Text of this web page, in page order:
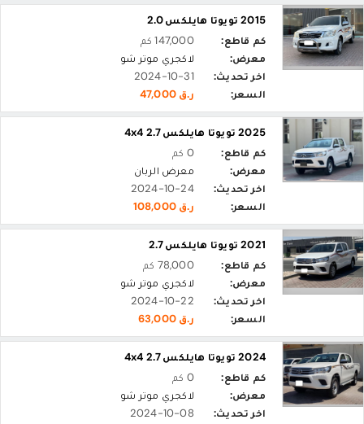
2015 تويوتا هايلكس 2.0
كم قاطع:
147,000 كم
معرض:
لاكجري موتر شو
اخر تحديث:
2024-10-31
السعر:
ر.ق 47,000
2025 تويوتا هايلكس 2.7 4x4
كم قاطع:
0 كم
معرض:
معرض الربان
اخر تحديث:
2024-10-24
السعر:
ر.ق 108,000
2021 تويوتا هايلكس 2.7
كم قاطع:
78,000 كم
معرض:
لاكجري موتر شو
اخر تحديث:
2024-10-22
السعر:
ر.ق 63,000
2024 تويوتا هايلكس 2.7 4x4
كم قاطع:
0 كم
معرض:
لاكجري موتر شو
اخر تحديث:
2024-10-08